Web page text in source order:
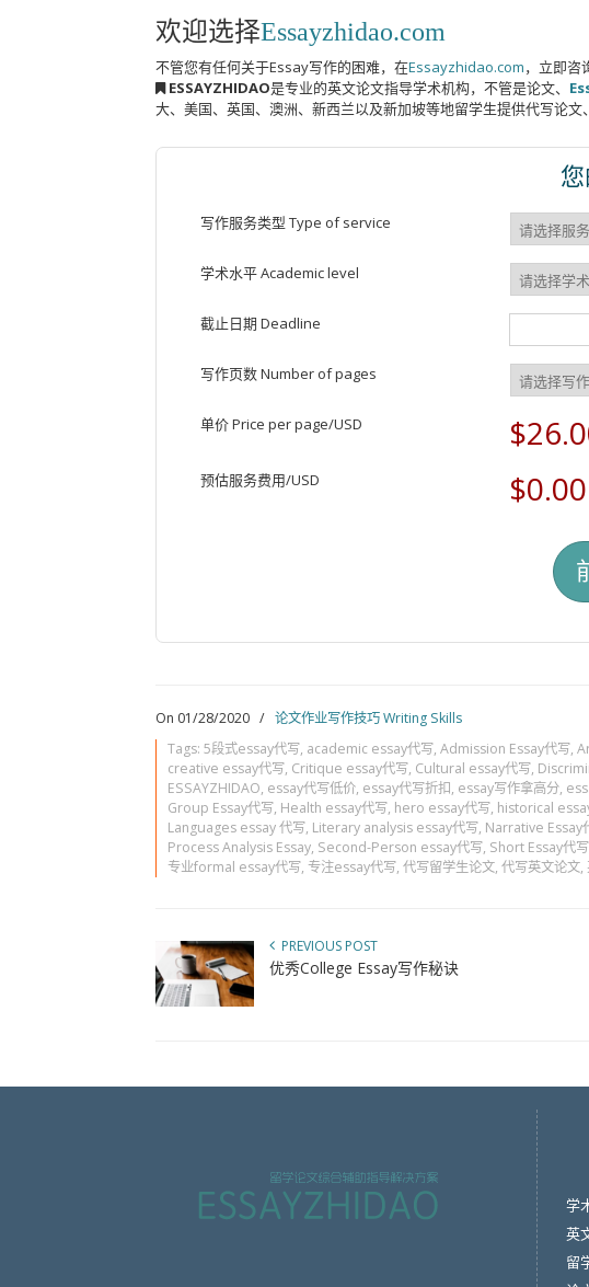
欢迎选择Essayzhidao.com
不管您有任何关于Essay写作的困难，在Essayzhidao.com，立即咨
ESSAYZHIDAO是专业的英文论文指导学术机构，不管是论文、
大、美国、英国、澳洲、新西兰以及新加坡等地留学生提供代写论文
写作服务类型 Type of service
学术水平 Academic level
截止日期 Deadline
写作页数 Number of pages
单价 Price per page/USD
预估服务费用/USD $0.00
On 01/28/2020 / 论文作业写作技巧 Writing Skills
Tags: 5段式essay代写, academic essay代写, Admission Essay代写,
creative essay代写, Critique essay代写, Cultural essay代写,
ESSAYZHIDAO, essay代写低价, essay代写折扣, essay写作拿高分,
Group Essay代写, Health essay代写, hero essay代写, historical
Languages essay 代写, Literary analysis essay代写, Narrative Essay
Process Analysis Essay, Second-Person essay代写, Short Essay代写
专业formal essay代写, 专注essay代写, 代写留学生论文, 代写英文论文,
PREVIOUS POST
优秀College Essay写作秘诀
学
英
留